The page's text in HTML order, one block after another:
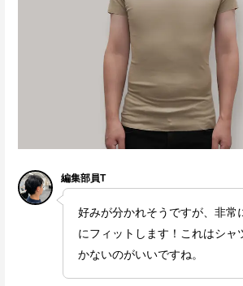
編集部員T
好みが分かれそうですが、非常
にフィットします！これはシャ
かないのがいいですね。